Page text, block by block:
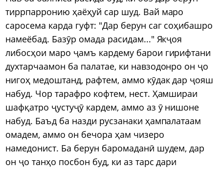
тиррпарронию ҳаёҳуй сар шуд. Вай маро
саросема карда гуфт: "Дар берун саг соҳибашро
намеёбад. Базӯр омада расидам..." Якҷоя
либосҳои маро ҷамъ кардему барои гирифтани
духтарчаамон ба палатае, ки навзодонро он ҷо
нигоҳ медоштанд, рафтем, аммо кӯдак дар ҷояш
набуд. Чор тарафро кофтем, нест. Ҳамшираи
шафқатро ҷустуҷӯ кардем, аммо аз ӯ нишоне
набуд. Баъд ба назди русзанаки ҳампалатаам
омадем, аммо он бечора ҳам чизеро
намедонист. Ба берун баромаданӣ шудем, дар
он ҷо танҳо посбон буд, ки аз тарс дари